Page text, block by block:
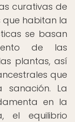
curativas de
que habitan la
se basan
de las
plantas, así
que
La
en la
el equilibrio